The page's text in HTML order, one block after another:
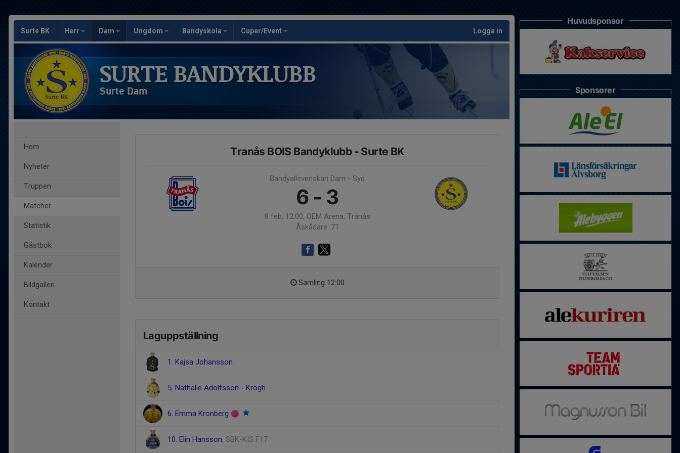
Surte BK Herr Dam Ungdom Bandyskola Cuper/Event Logga in
SURTE BANDYKLUBB
Surte Dam
Hem
Nyheter
Truppen
Matcher
Statistik
Gästbok
Kalender
Bildgalleri
Kontakt
Tranås BOIS Bandyklubb - Surte BK
Bandyallsvenskan Dam - Syd
6 - 3
8 feb, 12:00, OEM Arena, Tranås
Åskådare: 71
Samling 12:00
Laguppställning
1. Kajsa Johansson
5. Nathalie Adolfsson - Krogh
6. Emma Kronberg
10. Elin Hansson, SBK-KIS F17
Huvudsponsor
Sponsorer